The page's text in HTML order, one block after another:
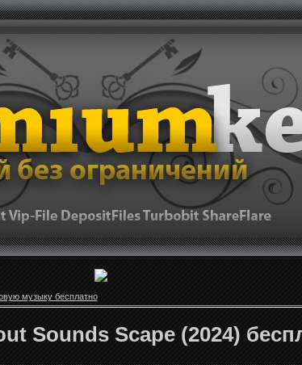
музыку бесплатно
Sounds Scape (2024)